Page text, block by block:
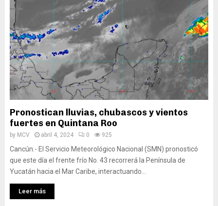
Pronostican lluvias, chubascos y vientos
fuertes en Quintana Roo
by MCV abril 4, 2024 0 925
Cancún.- El Servicio Meteorológico Nacional (SMN) pronosticó
que este día el frente frío No. 43 recorrerá la Península de
Yucatán hacia el Mar Caribe, interactuando...
Leer más